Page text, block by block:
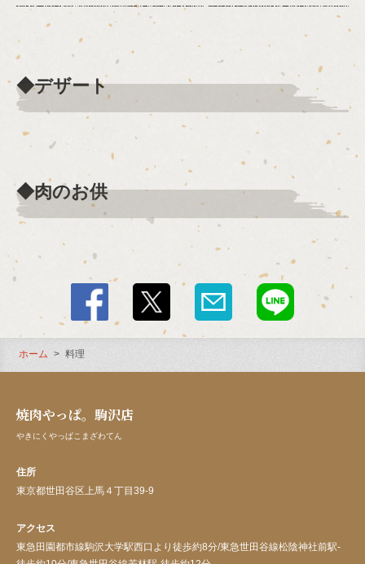
◆デザート
◆肉のお供
ホーム 料理
焼肉やっぱ。駒沢店
やきにくやっぱこまざわてん
住所
東京都世田谷区上馬４丁目39-9
アクセス
東急田園都市線駒沢大学駅西口より徒歩約8分/東急世田谷線松陰神社前駅-